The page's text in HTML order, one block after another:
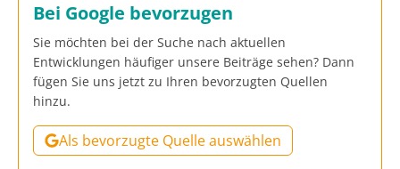
Bei Google bevorzugen
Sie möchten bei der Suche nach aktuellen
Entwicklungen häufiger unsere Beiträge sehen? Dann
fügen Sie uns jetzt zu Ihren bevorzugten Quellen
hinzu.
Als bevorzugte Quelle auswählen